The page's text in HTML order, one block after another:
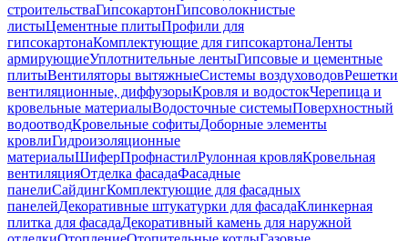
строительстваГипсокартонГипсоволокнистые
листыЦементные плитыПрофили для
гипсокартонаКомплектующие для гипсокартонаЛенты
армирующиеУплотнительные лентыГипсовые и цементные
плитыВентиляторы вытяжныеСистемы воздуховодовРешетки
вентиляционные, диффузорыКровля и водостокЧерепица и
кровельные материалыВодосточные системыПоверхностный
водоотводКровельные софитыДоборные элементы
кровлиГидроизоляционные
материалыШиферПрофнастилРулонная кровляКровельная
вентиляцияОтделка фасадаФасадные
панелиСайдингКомплектующие для фасадных
панелейДекоративные штукатурки для фасадаКлинкерная
плитка для фасадаДекоративный камень для наружной